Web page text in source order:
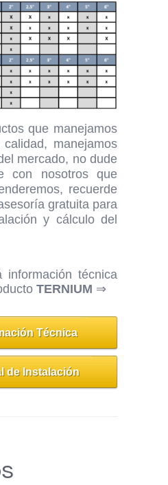
que manejamos
manejamos
mercado, no dude
con nosotros que
recuerde
gratuita para
y cálculo del
información técnica
TERNIUM ⇒
Técnica
de Instalación